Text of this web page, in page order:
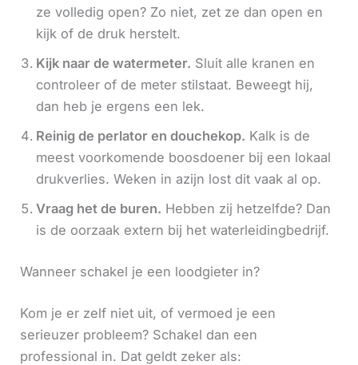
ze volledig open? Zo niet, zet ze dan open en
kijk of de druk herstelt.
Kijk naar de watermeter. Sluit alle kranen en
controleer of de meter stilstaat. Beweegt hij,
dan heb je ergens een lek.
Reinig de perlator en douchekop. Kalk is de
meest voorkomende boosdoener bij een lokaal
drukverlies. Weken in azijn lost dit vaak al op.
Vraag het de buren. Hebben zij hetzelfde? Dan
is de oorzaak extern bij het waterleidingbedrijf.
Wanneer schakel je een loodgieter in?
Kom je er zelf niet uit, of vermoed je een
serieuzer probleem? Schakel dan een
professional in. Dat geldt zeker als: